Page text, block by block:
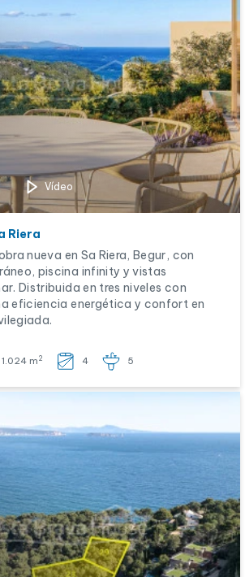
Vídeo
Riera
nueva en Sa Riera, Begur, con
piscina infinity y vistas
Distribuida en tres niveles con
eficiencia energética y confort en
1.024 m 2 4 5